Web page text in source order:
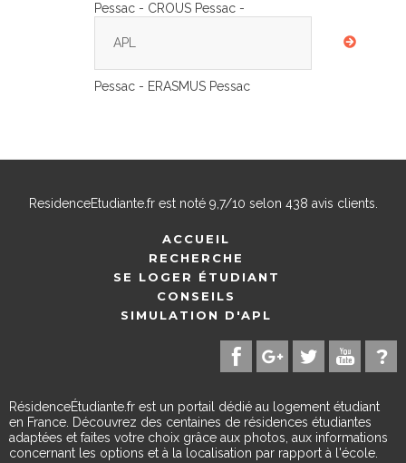
Pessac - CROUS Pessac -
APL
Pessac - ERASMUS Pessac
ResidenceEtudiante.frest noté 9,7/10 selon 438 avis clients.
ACCUEIL
RECHERCHE
SE LOGER ÉTUDIANT
CONSEILS
SIMULATION D'APL
RésidenceÉtudiante.fr est un portail dédié au logement étudiant
en France. Découvrez des centaines de résidences étudiantes
adaptées et faites votre choix grâce aux photos, aux informations
concernant les options et à la localisation par rapport à l'école.